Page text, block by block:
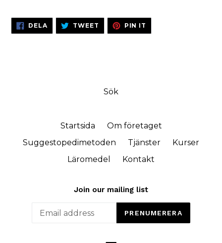
DELA SHARE
ON
FACEBOOK
TWEET TWEET
TWITTER
PIN IT
PINTEREST
Sök
Startsida
Om företaget
Suggestopedimetoden
Tjänster
Kurser
Läromedel
Kontakt
Join our mailing list
PRENUMERERA